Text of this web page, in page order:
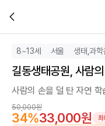
8~13세 서울 생태,과학
길동생태공원, 사람
사람의 손을 덜 탄 자연 학
50,000원
34%33,000원 최